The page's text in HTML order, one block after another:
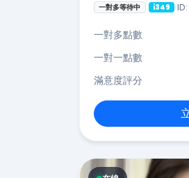
一對多等待中 i349
一對多點數
一對一點數
滿意度評分